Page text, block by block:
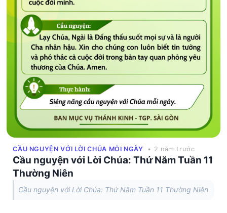
CẦU NGUYỆN VỚI LỜI CHÚA MỖI NGÀY • 2 năm trước
Cầu nguyện với Lời Chúa: Thứ Năm Tuần 11
Thường Niên
Cầu nguyện với Lời Chúa: Thứ Năm Tuần 11 Thường Niên